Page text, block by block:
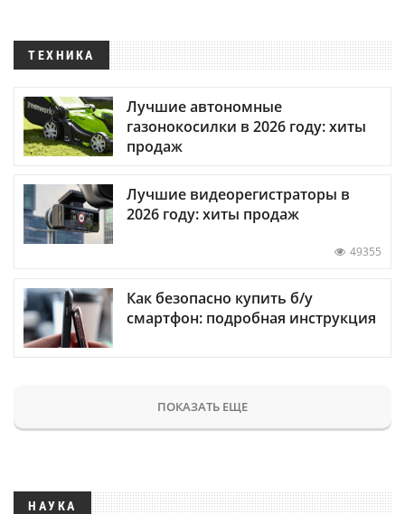
ТЕХНИКА
Лучшие автономные
газонокосилки в 2026 году: хиты
продаж
Лучшие видеорегистраторы в
2026 году: хиты продаж
49355
Как безопасно купить б/у
смартфон: подробная инструкция
ПОКАЗАТЬ ЕЩЕ
НАУКА